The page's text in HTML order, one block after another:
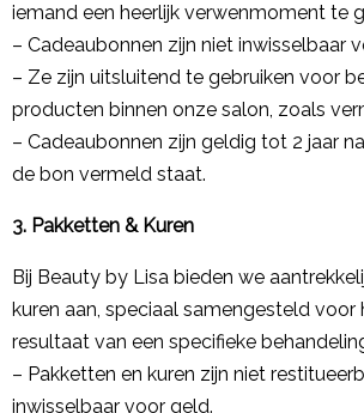
iemand een heerlijk verwenmoment te
– Cadeaubonnen zijn niet inwisselbaar
– Ze zijn uitsluitend te gebruiken voor
producten binnen onze salon, zoals
– Cadeaubonnen zijn geldig tot 2 jaar
de bon vermeld staat.
3. Pakketten & Kuren
Bij Beauty by Lisa bieden we
kuren aan, speciaal samengesteld voor
resultaat van een specifieke
– Pakketten en kuren zijn niet
inwisselbaar voor geld.